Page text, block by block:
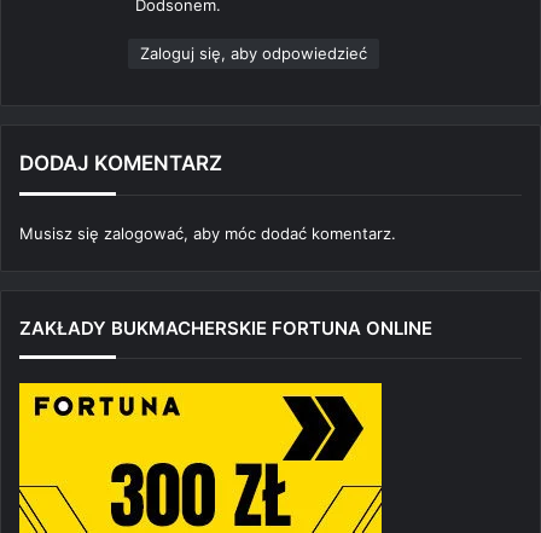
Dodsonem.
Zaloguj się, aby odpowiedzieć
DODAJ KOMENTARZ
Musisz się zalogować, aby móc dodać komentarz.
ZAKŁADY BUKMACHERSKIE FORTUNA ONLINE